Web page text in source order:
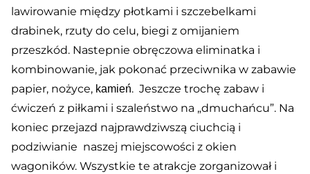
UKS „Millenium”
lawirowanie między płotkami i szczebelkami
drabinek, rzuty do celu, biegi z omijaniem
przeszkód. Nastepnie obręczowa eliminatka i
kombinowanie, jak pokonać przeciwnika w zabawie
papier, nożyce, kamień. Jeszcze trochę zabaw i
ćwiczeń z piłkami i szaleństwo na „dmuchańcu”. Na
koniec przejazd najprawdziwszą ciuchcią i
podziwianie naszej miejscowości z okien
wagoników. Wszystkie te atrakcje zorganizował i